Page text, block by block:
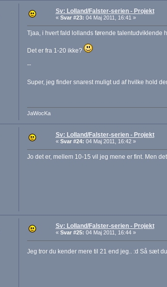
Sv: Lolland/Falster-serien - Projekt
« Svar #23: 04 Maj 2011, 16:41 »
Tjaa, i hvert fald lollands førende talentudviklende
Det er fra 1-20 ikke?
--
Super, jeg finder snarest muligt ud af hvilke hold
JaWocKa
Sv: Lolland/Falster-serien - Projekt
« Svar #24: 04 Maj 2011, 16:42 »
Jo det er, mellem 10-15 vil jeg mene er fint. Men
Sv: Lolland/Falster-serien - Projekt
« Svar #25: 04 Maj 2011, 16:44 »
Jeg tror du kender mere til 21 end jeg.. :d Så sæt